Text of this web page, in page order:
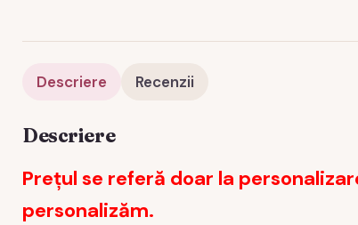
Descriere Recenzii
Descriere
Prețul se referă doar la
personalizăm.